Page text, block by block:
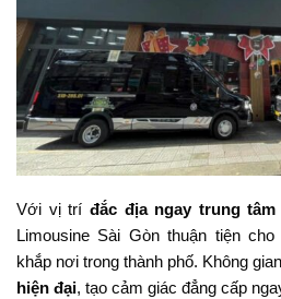
Với vị trí đắc địa ngay trung tâm
Limousine Sài Gòn thuận tiện
khắp nơi trong thành phố. Không
hiện đại, tạo cảm giác đẳng cấp